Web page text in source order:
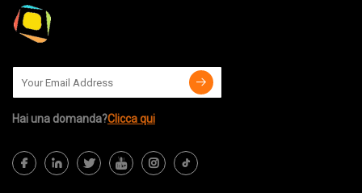
Hai una domanda?Clicca qui